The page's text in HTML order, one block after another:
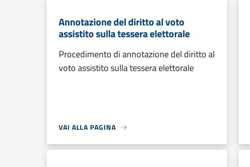
Annotazione del diritto al voto
assistito sulla tessera elettorale
Procedimento di annotazione del diritto al
voto assistito sulla tessera elettorale
VAI ALLA PAGINA